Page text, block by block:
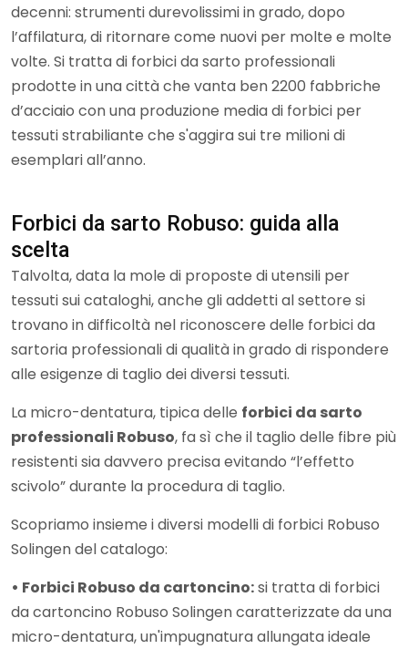
decenni: strumenti durevolissimi in grado, dopo
l’affilatura, di ritornare come nuovi per molte e molte
volte. Si tratta di forbici da sarto professionali
prodotte in una città che vanta ben 2200 fabbriche
d’acciaio con una produzione media di forbici per
tessuti strabiliante che s'aggira sui tre milioni di
esemplari all’anno.
Forbici da sarto Robuso: guida alla
scelta
Talvolta, data la mole di proposte di utensili per
tessuti sui cataloghi, anche gli addetti al settore si
trovano in difficoltà nel riconoscere delle forbici da
sartoria professionali di qualità in grado di rispondere
alle esigenze di taglio dei diversi tessuti.
La micro-dentatura, tipica delle forbici da sarto
professionali Robuso, fa sì che il taglio delle fibre più
resistenti sia davvero precisa evitando “l’effetto
scivolo” durante la procedura di taglio.
Scopriamo insieme i diversi modelli di forbici Robuso
Solingen del catalogo:
• Forbici Robuso da cartoncino:si tratta di forbici
da cartoncino Robuso Solingen caratterizzate da una
micro-dentatura, un'impugnatura allungata ideale